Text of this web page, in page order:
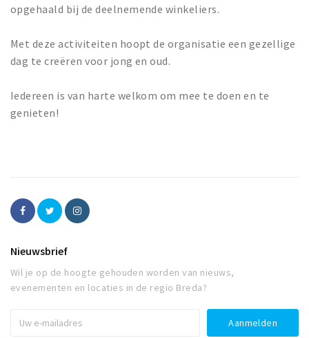
opgehaald bij de deelnemende winkeliers.
Met deze activiteiten hoopt de organisatie een gezellige
dag te creëren voor jong en oud.
Iedereen is van harte welkom om mee te doen en te
genieten!
Nieuwsbrief
Wil je op de hoogte gehouden worden van nieuws,
evenementen en locaties in de regio Breda?